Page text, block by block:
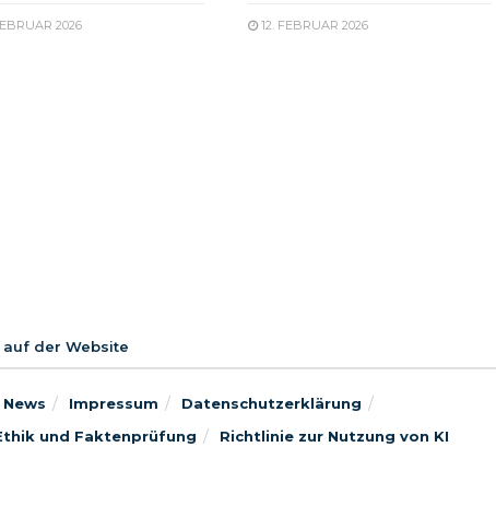
2026 12. FEBRUAR 2026
der Website
Impressum
Datenschutzerklärung
und Faktenprüfung
Richtlinie zur Nutzung von KI